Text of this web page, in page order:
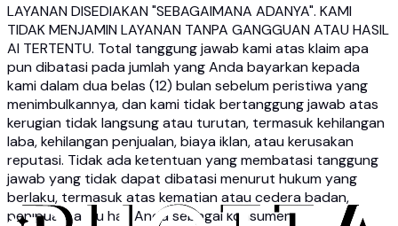
LAYANAN DISEDIAKAN "SEBAGAIMANA ADANYA". KAMI
TIDAK MENJAMIN LAYANAN TANPA GANGGUAN ATAU HASIL
AI TERTENTU. Total tanggung jawab kami atas klaim apa
pun dibatasi pada jumlah yang Anda bayarkan kepada
kami dalam dua belas (12) bulan sebelum peristiwa yang
menimbulkannya, dan kami tidak bertanggung jawab atas
kerugian tidak langsung atau turutan, termasuk kehilangan
laba, kehilangan penjualan, biaya iklan, atau kerusakan
reputasi. Tidak ada ketentuan yang membatasi tanggung
jawab yang tidak dapat dibatasi menurut hukum yang
berlaku, termasuk atas kematian atau cedera badan,
penipuan, atau hak Anda sebagai konsumen.